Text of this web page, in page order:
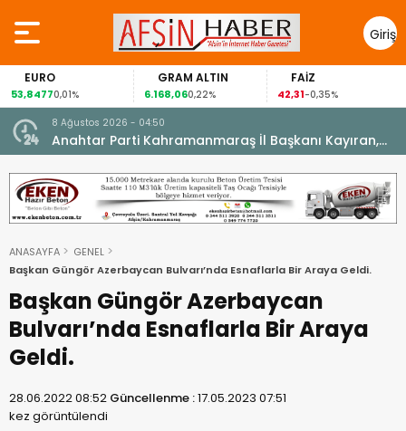
Giriş
Yap
0,01%
GRAM ALTIN
6.168,060,22%
FAİZ
42,31 -0,35%
8 Ağustos 2026 - 04:50
Anahtar Parti Kahramanmaraş İl Başkanı Kayıran,
Afşin Teşkilatı ile buluştu.
ANASAYFA
GENEL
Başkan Güngör Azerbaycan Bulvarı’nda Esnaflarla Bir Araya Geldi.
Başkan Güngör Azerbaycan
Bulvarı’nda Esnaflarla Bir Araya
Geldi.
28.06.2022 08:52 Güncellenme :17.05.2023 07:51
kez görüntülendi